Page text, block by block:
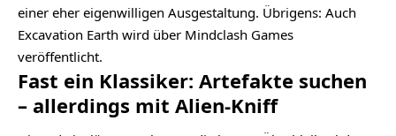
einer eher eigenwilligen Ausgestaltung. Übrigens: Auch
Excavation Earth wird über Mindclash Games
veröffentlicht.
Fast ein Klassiker: Artefakte suchen
– allerdings mit Alien-Kniff